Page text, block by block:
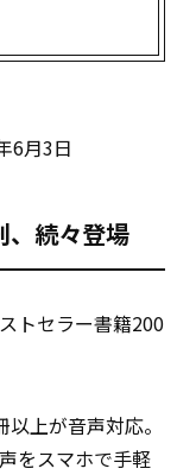
6月3日
、続々登場
トセラー書籍200
上が音声対応。
をスマホで手軽